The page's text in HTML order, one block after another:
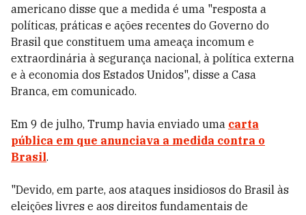
americano disse que a medida é uma "resposta a
políticas, práticas e ações recentes do Governo do
Brasil que constituem uma ameaça incomum e
extraordinária à segurança nacional, à política externa
e à economia dos Estados Unidos", disse a Casa
Branca, em comunicado.
Em 9 de julho, Trump havia enviado uma carta
pública em que anunciava a medida contra o
Brasil.
"Devido, em parte, aos ataques insidiosos do Brasil às
eleições livres e aos direitos fundamentais de